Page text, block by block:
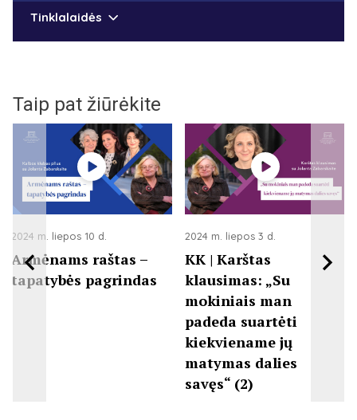
Tinklalaidės
Taip pat žiūrėkite
2024 m. liepos 10 d.
Armėnams raštas –
tapatybės pagrindas
2024 m. liepos 3 d.
KK | Karštas
klausimas: „Su
mokiniais man
padeda suartėti
kiekviename jų
matymas dalies
savęs“ (2)